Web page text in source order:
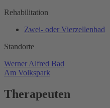
Rehabilitation
Zwei- oder Vierzellenbad
Standorte
Werner Alfred Bad
Am Volkspark
Therapeuten